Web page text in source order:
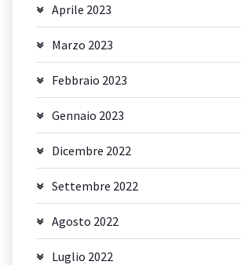
Aprile 2023
Marzo 2023
Febbraio 2023
Gennaio 2023
Dicembre 2022
Settembre 2022
Agosto 2022
Luglio 2022